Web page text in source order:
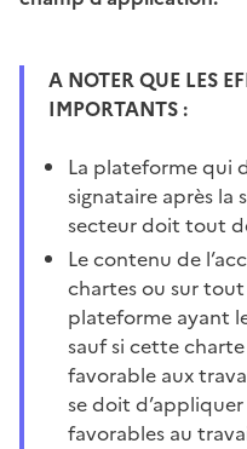
A NOTER QUE LES
IMPORTANTS :
La plateforme qui
signataire après la
secteur doit tout
Le contenu de
chartes ou sur
plateforme ayant
sauf si cette
favorable aux
se doit
favorables au